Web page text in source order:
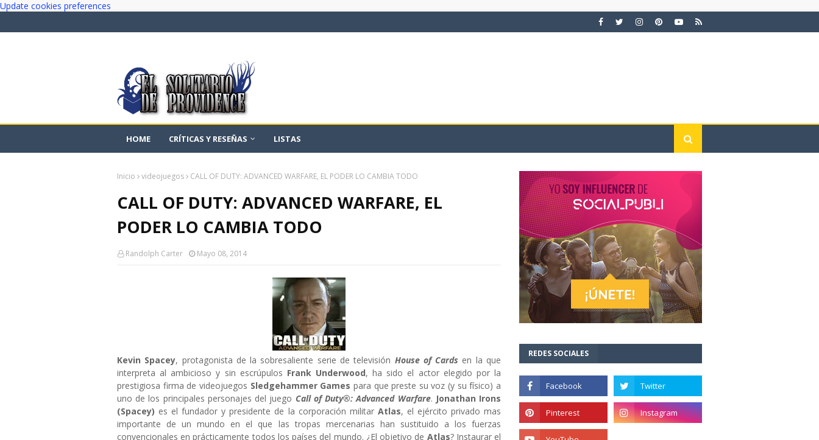
Update cookies preferences
HOME CRÍTICAS Y RESEÑAS LISTAS
Inicio videojuegos CALL OF DUTY: ADVANCED WARFARE, EL PODER LO CAMBIA TODO
CALL OF DUTY: ADVANCED WARFARE, EL
PODER LO CAMBIA TODO
Randolph Carter Mayo 08, 2014
Kevin Spacey, protagonista de la sobresaliente serie de televisión House of Cards en la que
interpreta al ambicioso y sin escrúpulos Frank Underwood, ha sido el actor elegido por la
prestigiosa firma de videojuegos Sledgehammer Games para que preste su voz (y su físico) a
uno de los principales personajes del juego Call of Duty®: Advanced Warfare. Jonathan Irons
(Spacey) es el fundador y presidente de la corporación militar Atlas, el ejército privado mas
importante de un mundo en el que las tropas mercenarias han sustituido a los fuerzas
convencionales en prácticamente todos los países del mundo. ¿El objetivo de Atlas? Instaurar el
REDES SOCIALES